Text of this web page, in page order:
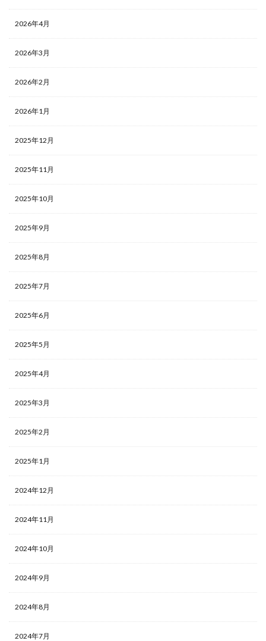
2026年4月
2026年3月
2026年2月
2026年1月
2025年12月
2025年11月
2025年10月
2025年9月
2025年8月
2025年7月
2025年6月
2025年5月
2025年4月
2025年3月
2025年2月
2025年1月
2024年12月
2024年11月
2024年10月
2024年9月
2024年8月
2024年7月